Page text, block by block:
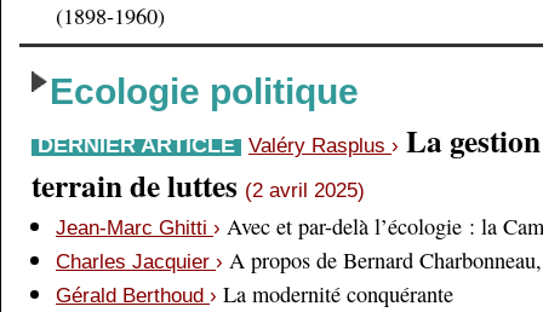
(1898-1960)
Ecologie politique
DERNIER ARTICLE Valéry Rasplus › La
terrain de luttes (2 avril 2025)
Jean-Marc Ghitti › Avec et par-delà l’écologie : la
Charles Jacquier › A propos de Bernard
Gérald Berthoud › La modernité conquérante